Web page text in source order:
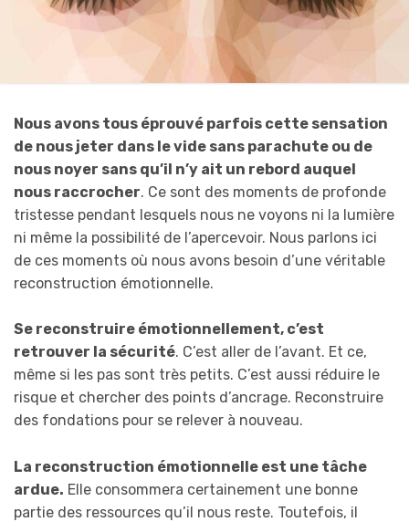
Nous avons tous éprouvé parfois cette sensation
de nous jeter dans le vide sans parachute ou de
nous noyer sans qu’il n’y ait un rebord auquel
nous raccrocher. Ce sont des moments de profonde
tristesse pendant lesquels nous ne voyons ni la lumière
ni même la possibilité de l’apercevoir. Nous parlons ici
de ces moments où nous avons besoin d’une véritable
reconstruction émotionnelle.
Se reconstruire émotionnellement, c’est
retrouver la sécurité. C’est aller de l’avant. Et ce,
même si les pas sont très petits. C’est aussi réduire le
risque et chercher des points d’ancrage. Reconstruire
des fondations pour se relever à nouveau.
La reconstruction émotionnelle est une tâche
ardue. Elle consommera certainement une bonne
partie des ressources qu’il nous reste. Toutefois, il